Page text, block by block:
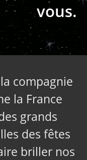
vous.
compagnie
la France
grands
des fêtes
briller nos